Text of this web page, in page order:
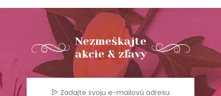
Nezmeškajte
akcie & zľavy